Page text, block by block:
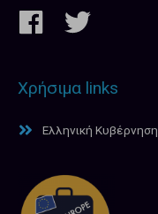
Χρήσιμα links
Ελληνική Κυβέρνηση